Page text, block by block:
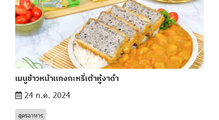
เมนูข้าวหน้าแกงกะหรี่เต้าหู้งาดำ
24 ก.ค. 2024
สูตรอาหาร